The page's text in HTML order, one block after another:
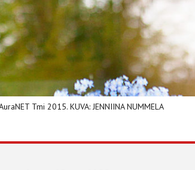
Tmi 2015. KUVA: JENNIINA NUMMELA